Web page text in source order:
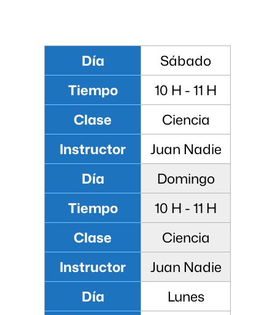
Día
Sábado
Tiempo
10 H - 11 H
Clase
Ciencia
Instructor
Juan Nadie
Día
Domingo
Tiempo
10 H - 11 H
Clase
Ciencia
Instructor
Juan Nadie
Día
Lunes